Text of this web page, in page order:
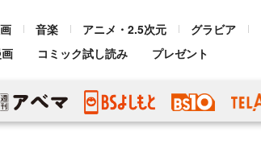
音楽 アニメ・2.5次元 グラビア
コミック試し読み プレゼント